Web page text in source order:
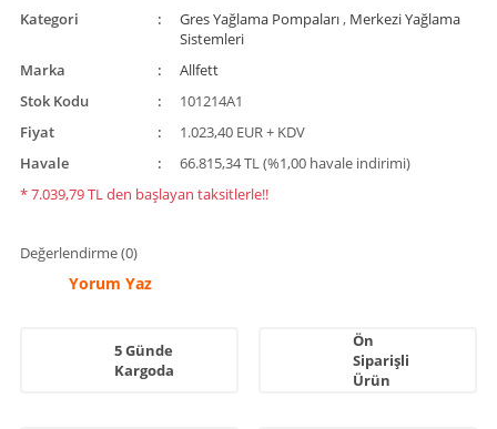
Kategori Gres Yağlama Pompaları, Merkezi Yağlama
Sistemleri
Marka
Allfett
Stok Kodu
101214A1
Fiyat
1.023,40 EUR + KDV
Havale
66.815,34 TL (%1,00 havale indirimi)
* 7.039,79 TL den başlayan taksitlerle!!
Değerlendirme (0)
Yorum Yaz
5 Günde
Kargoda
Ön
Siparişli
Ürün